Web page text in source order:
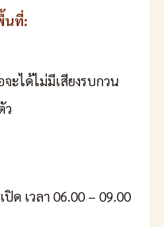
นที่:
ะได้ไม่มีเสียงรบกวน
ว
ด เวลา 06.00 – 09.00